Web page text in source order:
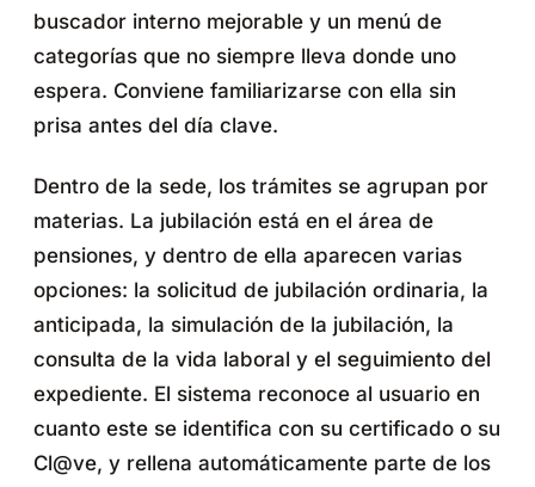
buscador interno mejorable y un menú de
categorías que no siempre lleva donde uno
espera. Conviene familiarizarse con ella sin
prisa antes del día clave.
Dentro de la sede, los trámites se agrupan por
materias. La jubilación está en el área de
pensiones, y dentro de ella aparecen varias
opciones: la solicitud de jubilación ordinaria, la
anticipada, la simulación de la jubilación, la
consulta de la vida laboral y el seguimiento del
expediente. El sistema reconoce al usuario en
cuanto este se identifica con su certificado o su
Cl@ve, y rellena automáticamente parte de los